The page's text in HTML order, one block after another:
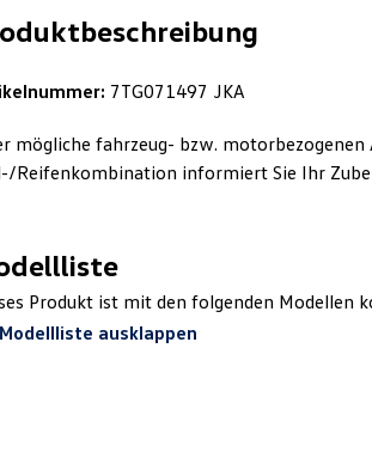
7TG071497 JKA
mögliche fahrzeug- bzw.
Reifenkombination informiert Sie Ihr
Produkt ist mit den folgenden Modellen
Modellliste ausklappen